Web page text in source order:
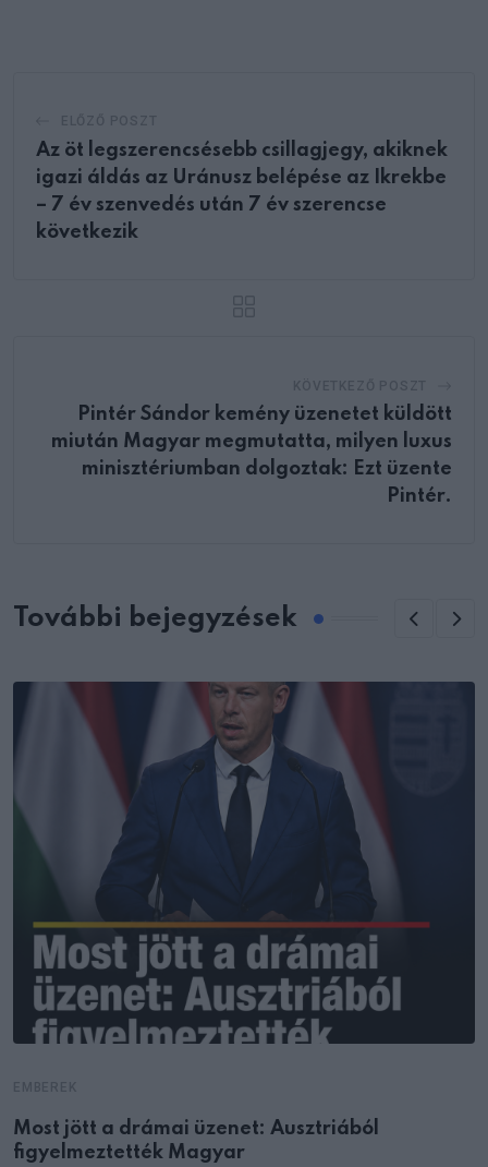
Az öt legszerencsésebb csillagjegy, akiknek
igazi áldás az Uránusz belépése az Ikrekbe
– 7 év szenvedés után 7 év szerencse
következik
Pintér Sándor kemény üzenetet küldött
miután Magyar megmutatta, milyen luxus
minisztériumban dolgoztak: Ezt üzente
Pintér.
További bejegyzések
Most jött a drámai üzenet: Ausztriából
figyelmeztették Magyar